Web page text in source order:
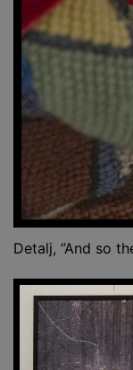
Detalj, ”And so